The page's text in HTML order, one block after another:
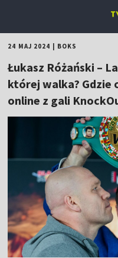
24 MAJ 2024 BOKS
Łukasz Różański –
której walka? Gdzie
online z gali